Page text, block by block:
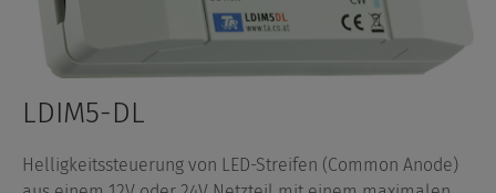
LDIM5-DL
Helligkeitssteuerung von LED-Streifen (Common Anode)